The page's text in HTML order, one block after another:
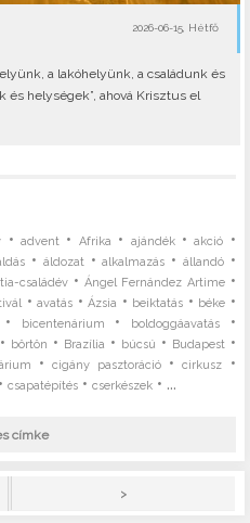
2026-06-15, Hétfő
a lakóhelyünk, a családunk és
és helységek”, ahová Krisztus el
•advent • Afrika • ajándék•akció •
• áldozat •alkalmazás • állandó•
családév •Ángel Fernández Artime•
•avatás •Ázsia • beiktatás • béke •
• bicentenárium • boldoggáavatás•
• börtön • Brazília • búcsú • Budapest •
•cigány pasztoráció•cirkusz •
•csapatépítés •cserkészek • ...
címke
>